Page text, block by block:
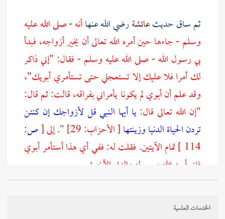
ثم ساق حديثعائشةرضي الله عنهاأنه - صلى الله عليه
وسلم - جاءها حين أمره الله تعالى أن يخير أزواجه، فبدأ
بي رسول الله - صلى الله عليه وسلم - فقال: "إني ذاكر
لك أمرا فلا عليك إلا تستعجلي حتى تستأمري أبويك"،
وقد علم أن أبوي لم يكونا يأمراني بفراقه، قالت: ثم قال:
"إن الله تعالى قال:يا أيها النبي قل لأزواجك إن كنتن
تردن الحياة الدنيا وزينتها[ الأحزاب: 29] ". إلى [ص:
114 ] تمام الآيتين. فقلت له: ففي أي هذا أستأمر أبوي
فإني أريد الله ورسوله والدار الآخرة.
هذا الحديث أخرجه
الخدمات العلمية